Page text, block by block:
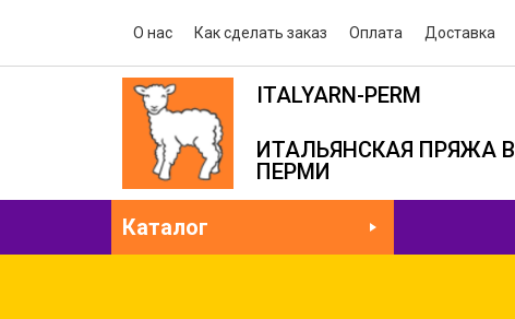
О нас Как сделать заказ Оплата Доставка
ITALYARN-PERM
ИТАЛЬЯНСКАЯ ПРЯЖА В
ПЕРМИ
Каталог